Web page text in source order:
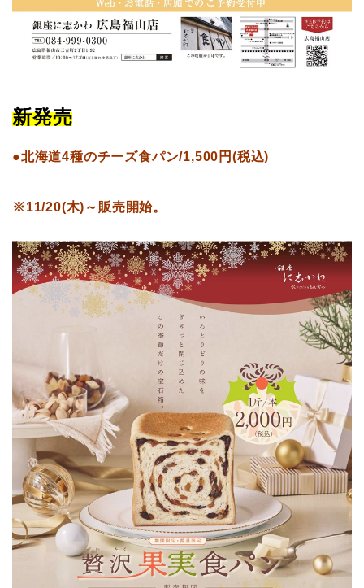
新発売
●北海道4種のチーズ食パン/1,500円(税込)
※11/20(木)～販売開始。